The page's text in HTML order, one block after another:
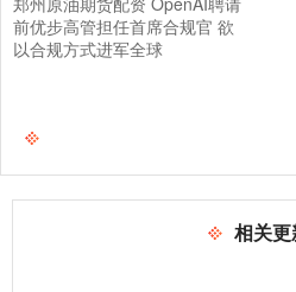
前优步高管担任首席合规官 欲
以合规方式进军全球
相关更